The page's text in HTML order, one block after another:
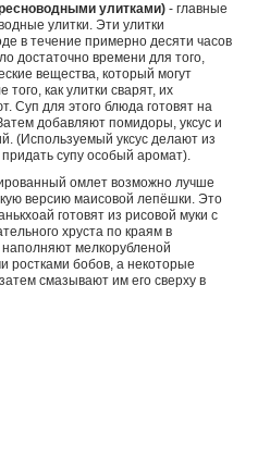
улитками) - главные
улитки. Эти улитки
в течение примерно десяти часов
достаточно времени для того,
вещества, который могут
как улитки сварят, их
Суп для этого блюда готовят на
добавляют помидоры, уксус и
(Используемый уксус делают из
супу особый аромат).
омлет возможно лучше
версию маисовой лепёшки. Это
готовят из рисовой муки с
хруста по краям в
наполняют мелкорубленой
ростками бобов, а некоторые
смазывают им его сверху в